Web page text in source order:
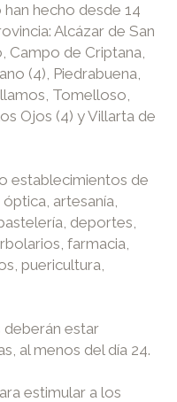
hecho desde 14
Alcázar de San
Campo de Criptana,
(4), Piedrabuena,
Tomelloso,
Ojos (4) y Villarta de
establecimientos de
artesanía,
deportes,
farmacia,
puericultura,
deberán estar
al menos del día 24.
estimular a los